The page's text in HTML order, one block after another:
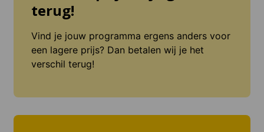
terug!
Vind je jouw programma ergens anders voor
een lagere prijs? Dan betalen wij je het
verschil terug!